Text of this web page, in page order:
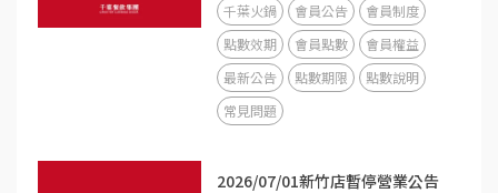
千葉火鍋 會員公告
會員制度
點數效期
會員點數
會員權益
最新公告
點數期限
點數說明
常見問題
2026/07/01新竹店暫停營業公告